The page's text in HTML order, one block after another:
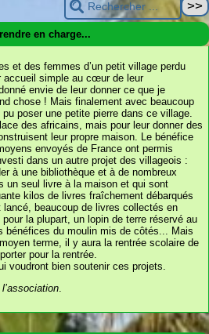
en charge...
et des femmes d’un petit village perdu
accueil simple au cœur de leur
envie de leur donner ce que je
chose ! Mais finalement avec beaucoup
poser une petite pierre dans ce village.
des africains, mais pour leur donner des
leur propre maison. Le bénéfice
envoyés de France ont permis
dans un autre projet des villageois :
à une bibliothèque et à de nombreux
un seul livre à la maison et qui sont
kilos de livres fraîchement débarqués
beaucoup de livres collectés en
la plupart, un lopin de terre réservé au
du moulin mis de côtés... Mais
terme, il y aura la rentrée scolaire de
pour la rentrée.
voudront bien soutenir ces projets.